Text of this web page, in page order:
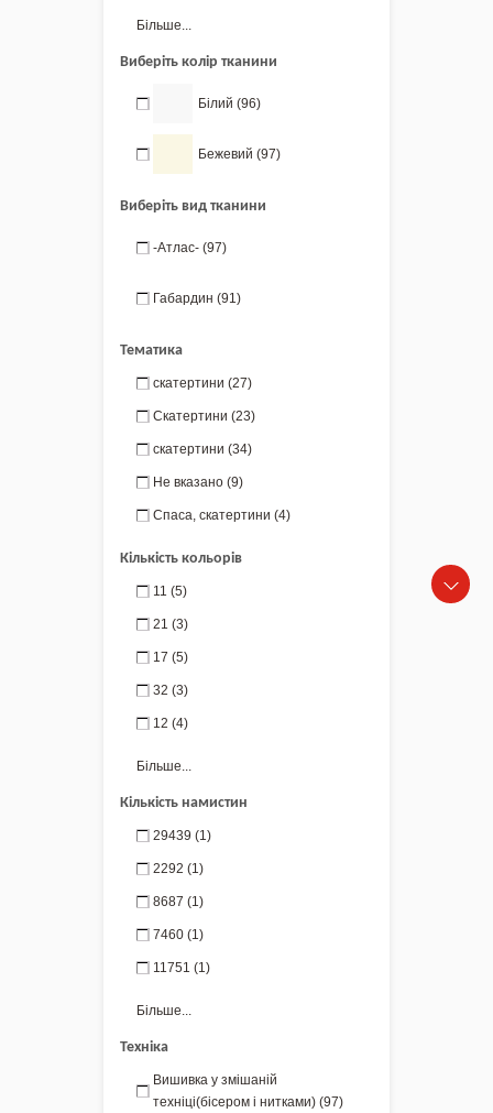
Більше...
Виберіть колір тканини
Білий (96)
Бежевий (97)
Виберіть вид тканини
-Атлас- (97)
Габардин (91)
Тематика
скатертини (27)
Скатертини (23)
скатертини (34)
Не вказано (9)
Спаса, скатертини (4)
Кількість кольорів
11 (5)
21 (3)
17 (5)
32 (3)
12 (4)
Більше...
Кількість намистин
29439 (1)
2292 (1)
8687 (1)
7460 (1)
11751 (1)
Більше...
Техніка
Вишивка у змішаній
техніці(бісером і нитками) (97)